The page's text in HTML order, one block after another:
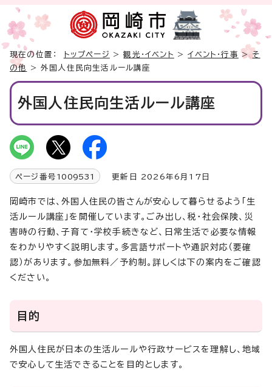
現在の位置： トップページ >観光・イベント >イベント・行事 >そ
の他
> 外国人住民向生活ルール講座
外国人住民向生活ルール講座
ページ番号 1009531 更新日 2026年6月17日
岡崎市では、外国人住民の皆さんが安心して暮らせるよう「生
活ルール講座」を開催しています。ごみ出し、税・社会保険、災
害時の行動、子育て・学校手続きなど、日常生活で必要な情報
をわかりやすく説明します。多言語サポートや通訳対応（要確
認）があります。参加無料／予約制。詳しくは下の案内をご確認
ください。
目的
外国人住民が日本の生活ルールや行政サービスを理解し、地域
で安心して生活できることを目的とします。